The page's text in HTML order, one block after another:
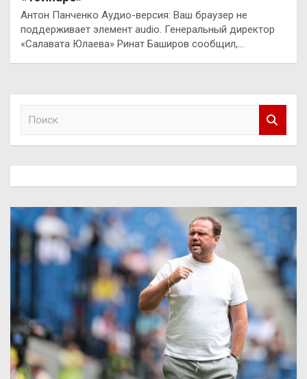
Антон Панченко Аудио-версия: Ваш браузер не
поддерживает элемент audio. Генеральный директор
«Салавата Юлаева» Ринат Баширов сообщил,…